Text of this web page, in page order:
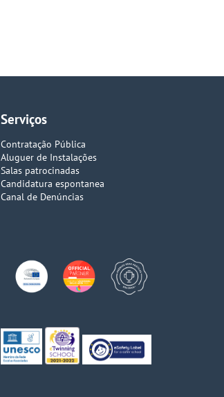
Serviços
Contratação Pública
Aluguer de Instalações
Salas patrocinadas
Candidatura espontanea
Canal de Denúncias